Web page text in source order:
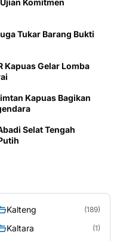
Komitmen
Tukar Barang Bukti
Kapuas Gelar Lomba
Kapuas Bagikan
Selat Tengah
Kalteng (189)
Kaltara (1)